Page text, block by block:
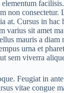
non consectetur.
at. Cursus in hac
varius sit amet
mauris a diam
urna et
sem viverra
Feugiat in
vitae congue